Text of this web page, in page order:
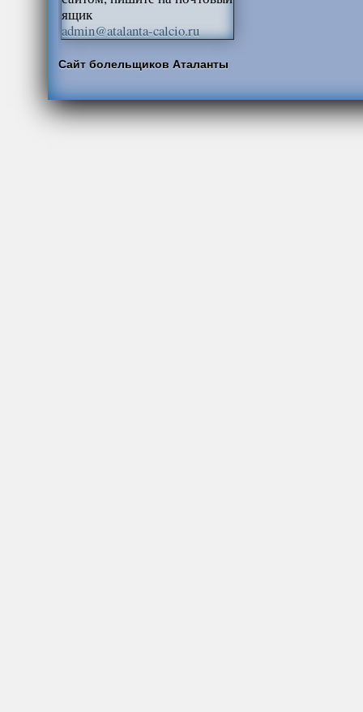
ящик
admin@atalanta-calcio.ru
Сайт болельщиков Аталанты